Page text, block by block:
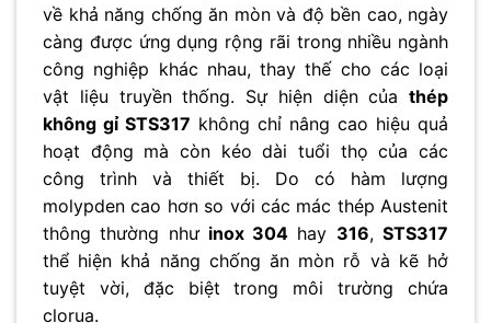
về khả năng chống ăn mòn và độ bền cao, ngày
càng được ứng dụng rộng rãi trong nhiều ngành
công nghiệp khác nhau, thay thế cho các loại
vật liệu truyền thống. Sự hiện diện của thép
không gỉ STS317 không chỉ nâng cao hiệu quả
hoạt động mà còn kéo dài tuổi thọ của các
công trình và thiết bị. Do có hàm lượng
molypden cao hơn so với các mác thép Austenit
thông thường như inox 304 hay 316,STS317
thể hiện khả năng chống ăn mòn rỗ và kẽ hở
tuyệt vời, đặc biệt trong môi trường chứa
clorua.